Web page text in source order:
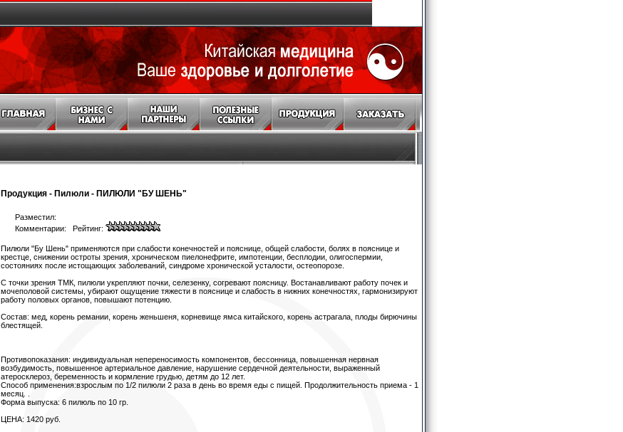
Продукция - Пилюли - ПИЛЮЛИ "БУ ШЕНЬ"
Разместил:
Комментарии: Рейтинг:
Пилюли "Бу Шень" применяются при слабости конечностей и пояснице, общей слабости, болях в пояснице и
крестце, снижении остроты зрения, хроническом пиелонефрите, импотенции, бесплодии, олигоспермии,
состояниях после истощающих заболеваний, синдроме хронической усталости, остеопорозе.
С точки зрения ТМК, пилюли укрепляют почки, селезенку, согревают поясницу. Востанавливают работу почек и
мочеполовой системы, убирают ощущение тяжести в пояснице и слабость в нижних конечностях, гармонизируют
работу половых органов, повышают потенцию.
Состав: мед, корень ремании, корень женьшеня, корневище ямса китайского, корень астрагала, плоды бирючины
блестящей.
Противопоказания: индивидуальная непереносимость компонентов, бессонница, повышенная нервная
возбудимость, повышенное артериальное давление, нарушение сердечной деятельности, выраженный
атеросклероз, беременность и кормление грудью, детям до 12 лет.
Способ применения:взрослым по 1/2 пилюли 2 раза в день во время еды с пищей. Продолжительность приема - 1
месяц. .
Форма выпуска: 6 пилюль по 10 гр.
ЦЕНА: 1420 руб.